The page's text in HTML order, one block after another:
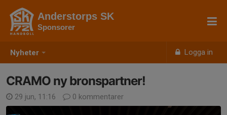
Nyheter Logga in
Anderstorps SK
Sponsorer
CRAMO ny bronspartner!
29 jun, 11:16 0 kommentarer